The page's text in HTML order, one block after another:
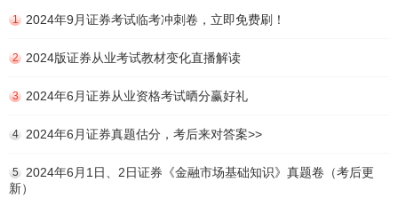
1 2024年9月证券考试临考冲刺卷，立即免费刷！
2 2024版证券从业考试教材变化直播解读
3 2024年6月证券从业资格考试晒分赢好礼
4 2024年6月证券真题估分，考后来对答案>>
5
2024年6月1日、2日证券《金融市场基础知识》真题卷（考后更
新）